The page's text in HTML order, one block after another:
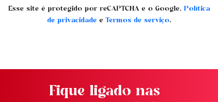
Esse site é protegido por reCAPTCHA e o Google.
Política
de privacidade e Termos de serviço.
Fique ligado nas